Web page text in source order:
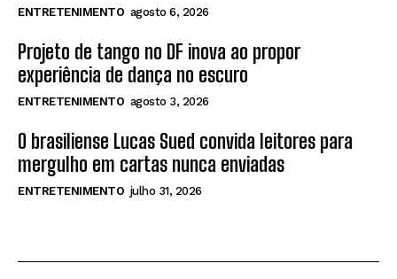
ENTRETENIMENTO agosto 6, 2026
Projeto de tango no DF inova ao propor
experiência de dança no escuro
ENTRETENIMENTO agosto 3, 2026
O brasiliense Lucas Sued convida leitores para
mergulho em cartas nunca enviadas
ENTRETENIMENTO julho 31, 2026